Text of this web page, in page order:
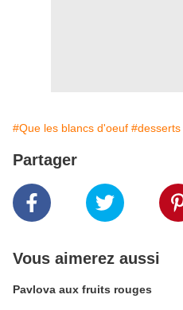
#Que les blancs d'oeuf #desserts
Partager
Vous aimerez aussi
Pavlova aux fruits rouges